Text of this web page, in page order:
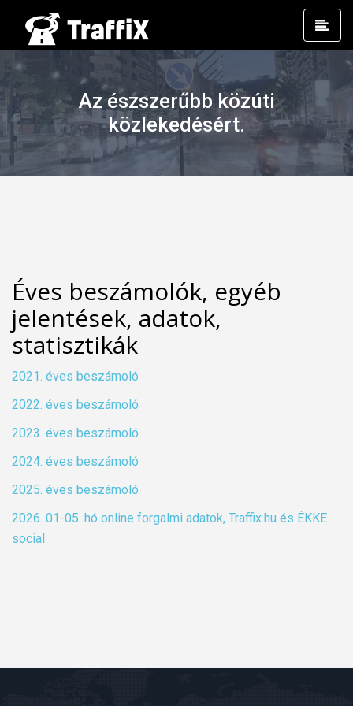
Az észszerűbb közúti
közlekedésért.
Éves beszámolók, egyéb
jelentések, adatok,
statisztikák
2021. éves beszámoló
2022. éves beszámoló
2023. éves beszámoló
2024. éves beszámoló
2025. éves beszámoló
2026. 01-05. hó online forgalmi adatok, Traffix.hu és ÉKKE
social